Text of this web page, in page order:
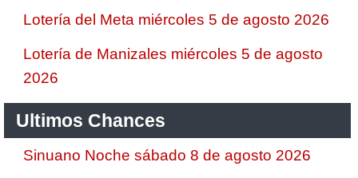
Lotería del Meta miércoles 5 de agosto 2026
Lotería de Manizales miércoles 5 de agosto
2026
Ultimos Chances
Sinuano Noche sábado 8 de agosto 2026